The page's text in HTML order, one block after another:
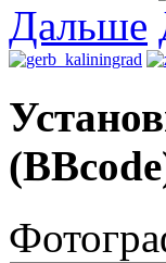
Дальше